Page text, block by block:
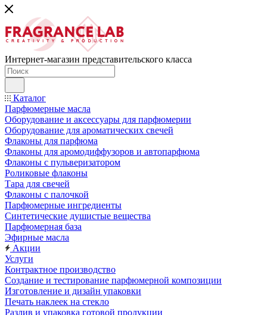
Интернет-магазин представительского класса
Каталог
Парфюмерные масла
Оборудование и аксессуары для парфюмерии
Оборудование для ароматических свечей
Флаконы для парфюма
Флаконы для аромодиффузоров и автопарфюма
Флаконы с пульверизатором
Роликовые флаконы
Тара для свечей
Флаконы с палочкой
Парфюмерные ингредиенты
Синтетические душистые вещества
Парфюмерная база
Эфирные масла
Акции
Услуги
Контрактное производство
Создание и тестирование парфюмерной композиции
Изготовление и дизайн упаковки
Печать наклеек на стекло
Разлив и упаковка готовой продукции